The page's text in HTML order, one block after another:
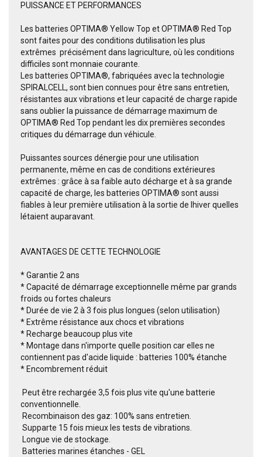
PUISSANCE ET PERFORMANCES
Les batteries OPTIMA® Yellow Top et OPTIMA® Red Top
sont faites pour des conditions dutilisation les plus
extrêmes  précisément dans lagriculture, où les conditions
difficiles sont monnaie courante.
Les batteries OPTIMA®, fabriquées avec la technologie
SPIRALCELL, sont bien connues pour être sans entretien,
résistantes aux vibrations et leur capacité de charge rapide 
sans oublier la puissance de démarrage maximum de
OPTIMA® Red Top pendant les dix premières secondes
critiques du démarrage dun véhicule.
Puissantes sources dénergie pour une utilisation
permanente, même en cas de conditions extérieures
extrêmes : grâce à sa faible auto décharge et à sa grande
capacité de charge, les batteries OPTIMA® sont aussi
fiables à leur première utilisation à la sortie de lhiver quelles
létaient auparavant.
AVANTAGES DE CETTE TECHNOLOGIE
* Garantie 2 ans
* Capacité de démarrage exceptionnelle même par grands
froids ou fortes chaleurs
* Durée de vie 2 à 3 fois plus longues (selon utilisation)
* Extrême résistance aux chocs et vibrations
* Recharge beaucoup plus vite
* Montage dans n'importe quelle position car elles ne
contiennent pas d'acide liquide : batteries 100% étanche
* Encombrement réduit
 Peut être rechargée 3,5 fois plus vite qu'une batterie
conventionnelle.
 Recombinaison des gaz: 100% sans entretien.
 Supparte 15 fois mieux les tests de vibrations.
 Longue vie de stockage.
 Batteries marines étanches - GEL